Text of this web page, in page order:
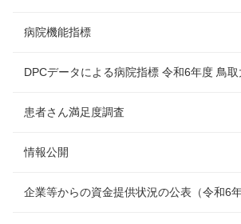
病院機能指標
DPCデータによる病院指標 令和6年度 鳥
患者さん満足度調査
情報公開
企業等からの資金提供状況の公表（令和6年